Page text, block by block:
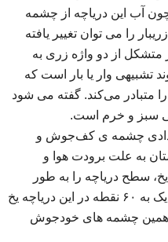
آب این دریاچه از چشمه‌
را می‌ توان تغییر یافته
متشکل از دو واژه زری به
تشبیهی وار یا بار است که
متبادر می‌کند. گفته می شود
سبز و خرم است.
چشمه ی کف‌جوش و
به علت برودت هوا و
سطح دریاچه را به طور
شگفت انگیزی می پوشاند، ولی نزدیک به ۶۰ نقطه در این دریاچه یخ
همین چشمه های خودجوش